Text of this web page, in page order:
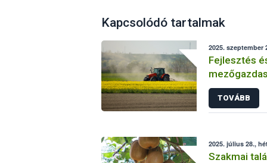
Kapcsolódó tartalmak
2025. szeptember
Fejlesztés
Sikeresen
üzemi
TOVÁBB
2025. július 28.,
Szakmai